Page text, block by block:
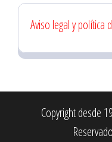
Aviso legal y política
Copyright desde